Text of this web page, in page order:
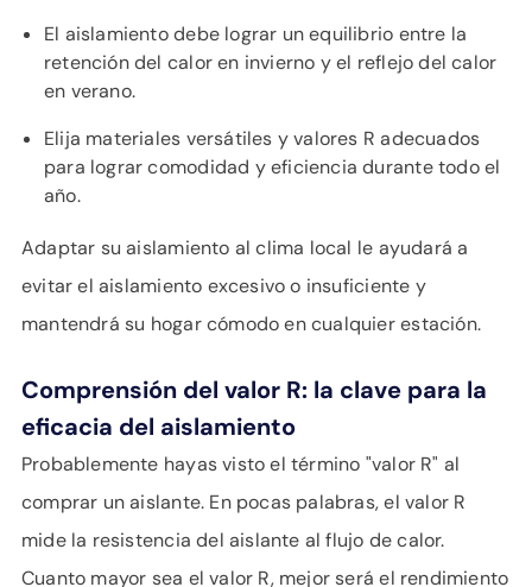
El aislamiento debe lograr un equilibrio entre la
retención del calor en invierno y el reflejo del calor
en verano.
Elija materiales versátiles y valores R adecuados
para lograr comodidad y eficiencia durante todo el
año.
Adaptar su aislamiento al clima local le ayudará a
evitar el aislamiento excesivo o insuficiente y
mantendrá su hogar cómodo en cualquier estación.
Comprensión del valor R: la clave para la
eficacia del aislamiento
Probablemente hayas visto el término "valor R" al
comprar un aislante. En pocas palabras, el valor R
mide la resistencia del aislante al flujo de calor.
Cuanto mayor sea el valor R, mejor será el rendimiento